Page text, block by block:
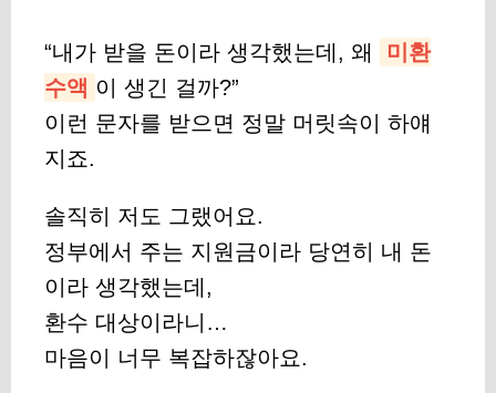
“내가 받을 돈이라 생각했는데, 왜
미환
수액 이 생긴 걸까?”
이런 문자를 받으면 정말 머릿속이 하얘
지죠.
솔직히 저도 그랬어요.
정부에서 주는 지원금이라 당연히 내 돈
이라 생각했는데,
환수 대상이라니…
마음이 너무 복잡하잖아요.